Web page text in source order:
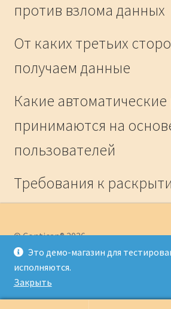
Это демо-магазин для
исполняются.
Закрыть
против взлома данных
От каких третьих
получаем данные
Какие
принимаются на
пользователей
Требования к
отраслевых
требований
© Conticap® 2026
Политика конфиденциальности
Storefront и WooCommerce